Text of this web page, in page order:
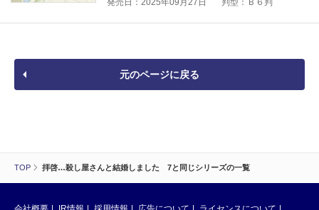
TOP 拝啓…殺し屋さんと結婚しました 7と同じシリーズの一覧
発売日：2025年09月27日
判型：Ｂ６判
元のページに戻る